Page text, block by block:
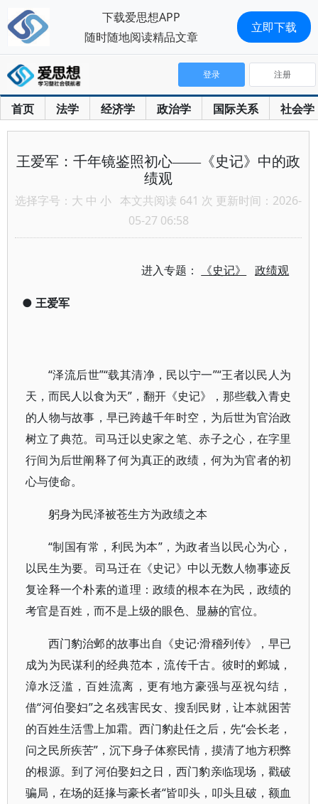
首页 法学 经济学 政治学 国际关系 社会学
登录 注册
王爱军：千年镜鉴照初心——《史记》中的政
绩观
选择字号： 大 中 小 本文共阅读 641 次 更新时间：2026-
05-27 06:58
进入专题： 《史记》 政绩观
● 王爱军
“泽流后世”“载其清净，民以宁一”“王者以民人为
天，而民人以食为天”，翻开《史记》，那些载入青史
的人物与故事，早已跨越千年时空，为后世为官治政
树立了典范。司马迁以史家之笔、赤子之心，在字里
行间为后世阐释了何为真正的政绩，何为为官者的初
心与使命。
躬身为民泽被苍生方为政绩之本
“制国有常，利民为本”，为政者当以民心为心，
以民生为要。司马迁在《史记》中以无数人物事迹反
复诠释一个朴素的道理：政绩的根本在为民，政绩的
考官是百姓，而不是上级的眼色、显赫的官位。
西门豹治邺的故事出自《史记·滑稽列传》，早已
成为为民谋利的经典范本，流传千古。彼时的邺城，
漳水泛滥，百姓流离，更有地方豪强与巫祝勾结，
借“河伯娶妇”之名残害民女、搜刮民财，让本就困苦
的百姓生活雪上加霜。西门豹赴任之后，先“会长老，
问之民所疾苦”，沉下身子体察民情，摸清了地方积弊
的根源。到了河伯娶妇之日，西门豹亲临现场，戳破
骗局，在场的廷掾与豪长者“皆叩头，叩头且破，额血
下载爱思想APP
随时随地阅读精品文章
立即下载